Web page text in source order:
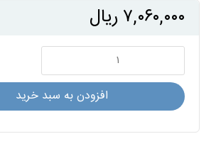
۷,۰۶۰,۰۰۰ ریال
عدد
افزودن به سبد خرید